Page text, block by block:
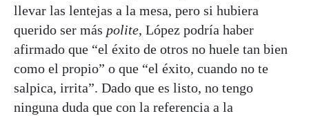
llevar las lentejas a la mesa, pero si hubiera
querido ser más polite, López podría haber
afirmado que “el éxito de otros no huele tan bien
como el propio” o que “el éxito, cuando no te
salpica, irrita”. Dado que es listo, no tengo
ninguna duda que con la referencia a la